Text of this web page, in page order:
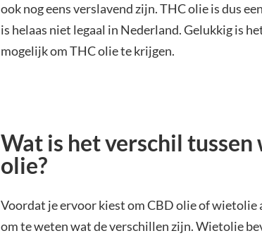
ook nog eens verslavend zijn. THC olie is dus
is helaas niet legaal in Nederland. Gelukkig is
mogelijk om THC olie te krijgen.
Wat is het verschil
olie?
Voordat je ervoor kiest om CBD olie of wietolie
om te weten wat de verschillen zijn. Wietolie